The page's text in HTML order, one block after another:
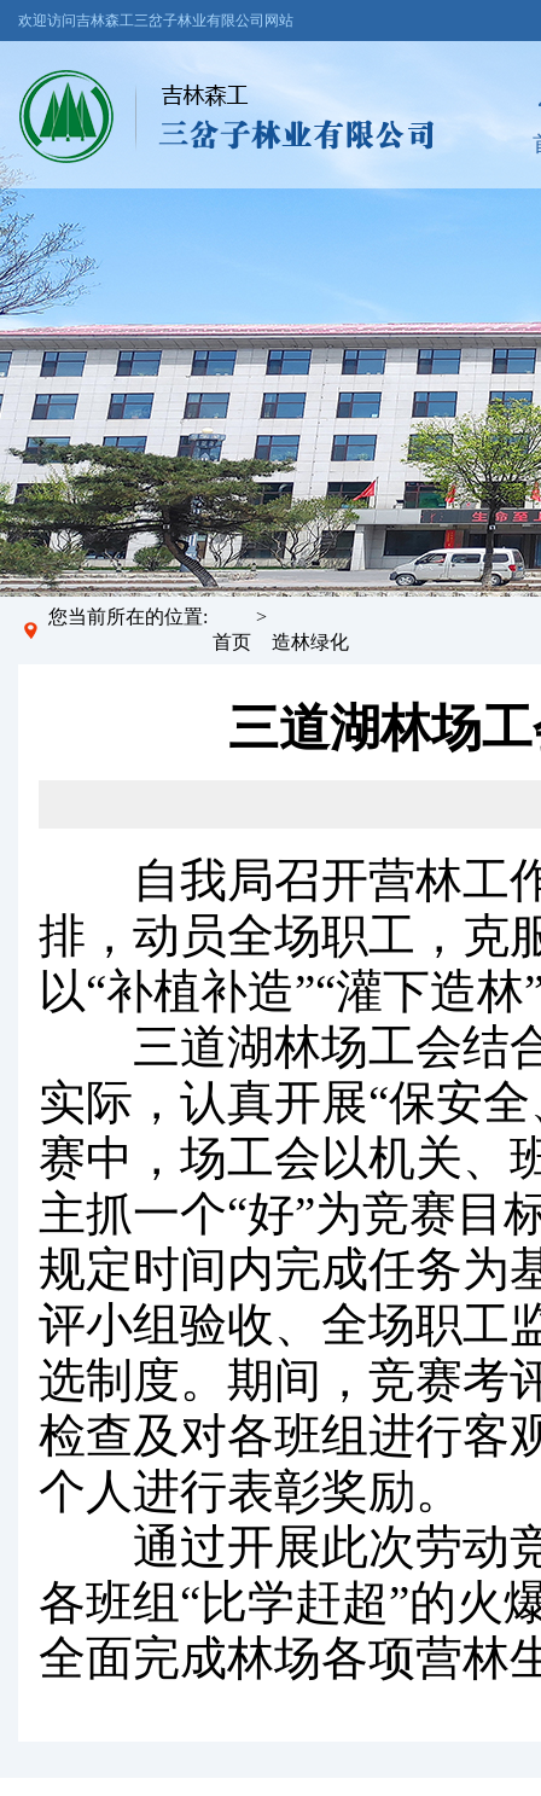
欢迎访问吉林森工三岔子林业有限公司网站
您当前所在的位置: 首页 > 造林绿化
三道湖林场
自我局召开营林工作
排，动员全场职工，克
以“补植补造”“灌下造
三道湖林场工会结合
实际，认真开展“保安
赛中，场工会以机关、
主抓一个“好”为竞赛目
规定时间内完成任务为
评小组验收、全场职工
选制度。期间，竞赛考
检查及对各班组进行客
个人进行表彰奖励。
通过开展此次劳动竞
各班组“比学赶超”的火
全面完成林场各项营林